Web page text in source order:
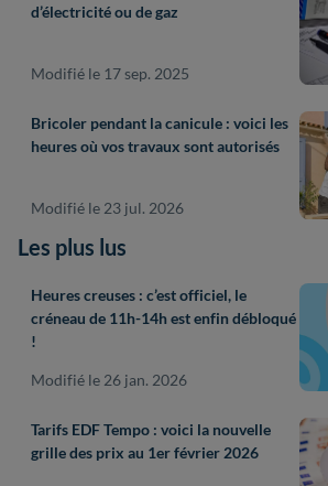
d’électricité ou de gaz
Modifié le 17 sep. 2025
Bricoler pendant la canicule : voici les
heures où vos travaux sont autorisés
Modifié le 23 jul. 2026
Les plus lus
Heures creuses : c’est officiel, le
créneau de 11h-14h est enfin débloqué
!
Modifié le 26 jan. 2026
Tarifs EDF Tempo : voici la nouvelle
grille des prix au 1er février 2026